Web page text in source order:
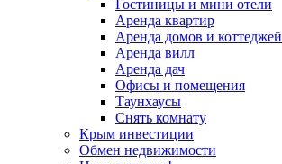
Гостиницы и мини отели
Аренда квартир
Аренда домов и коттеджей
Аренда вилл
Аренда дач
Офисы и помещения
Таунхаусы
Снять комнату
Крым инвестиции
Обмен недвижимости